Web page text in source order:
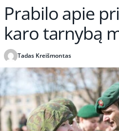
Prabilo apie
karo tarnybą
Tadas Kreišmontas